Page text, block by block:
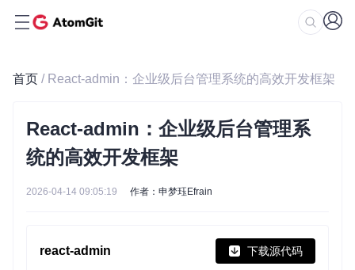
首页 / React-admin：企业级后台管理系统的高效开发框架
React-admin：企业级后台管理系
统的高效开发框架
2026-04-14 09:05:19 作者：申梦珏Efrain
react-admin 下载源代码